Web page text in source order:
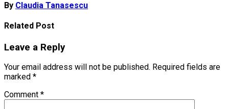
By Claudia Tanasescu
Related Post
Leave a Reply
Your email address will not be published. Required fields are
marked *
Comment *